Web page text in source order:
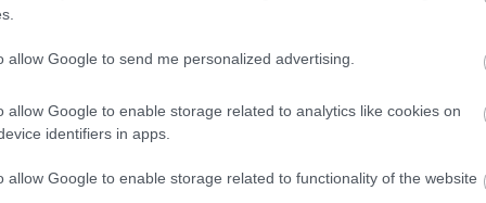
allow Google to send me personalized advertising.
allow Google to enable storage related to analytics like cookies on
identifiers in apps.
allow Google to enable storage related to functionality of the website
ki. Emellett energiahatékony világítást
megújulnak a lépcsők és a
védőhálót helyeznek ki. A torony
ismét a térség egyik meghatározó